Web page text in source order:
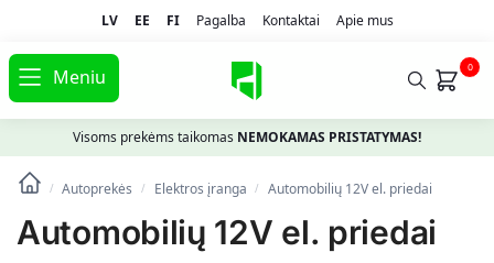
LV EE FI Pagalba Kontaktai Apie mus
Meniu 0
Visoms prekėms taikomas NEMOKAMAS PRISTATYMAS!
/ Autoprekės / Elektros įranga / Automobilių 12V el. priedai
Automobilių 12V el. priedai